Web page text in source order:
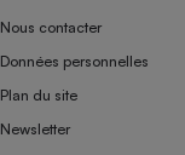
Nous contacter
Données personnelles
Plan du site
Newsletter